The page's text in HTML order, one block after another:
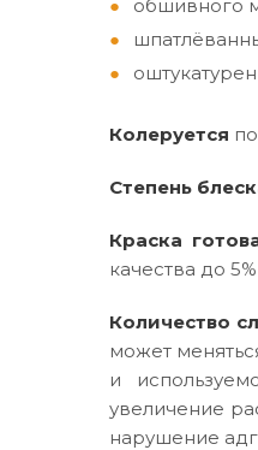
обшивного
Колеруется
Степень
Краска
качества до
Количество
может
и
увеличение
нарушение